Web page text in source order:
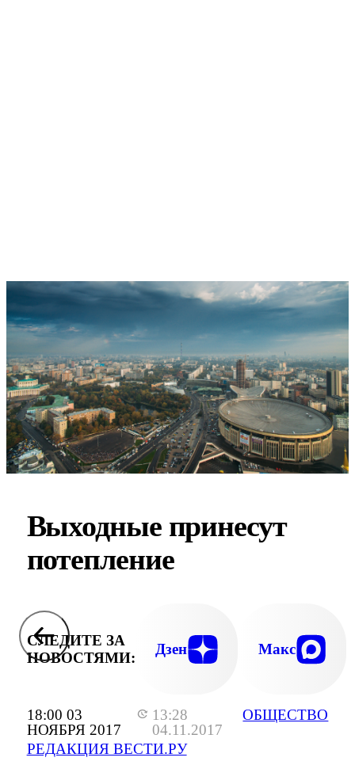
18:00 03
НОЯБРЯ 2017
13:28
04.11.2017
РЕДАКЦИЯ ВЕСТИ.РУ
ОБЩЕСТВО
Выходные принесут
потепление
СЛЕДИТЕ ЗА
НОВОСТЯМИ:
Дзен Макс